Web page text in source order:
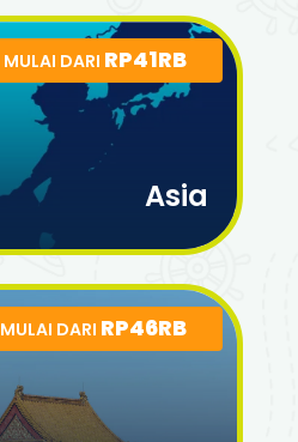
MULAI DARI RP41RB
Asia
MULAI DARI RP46RB